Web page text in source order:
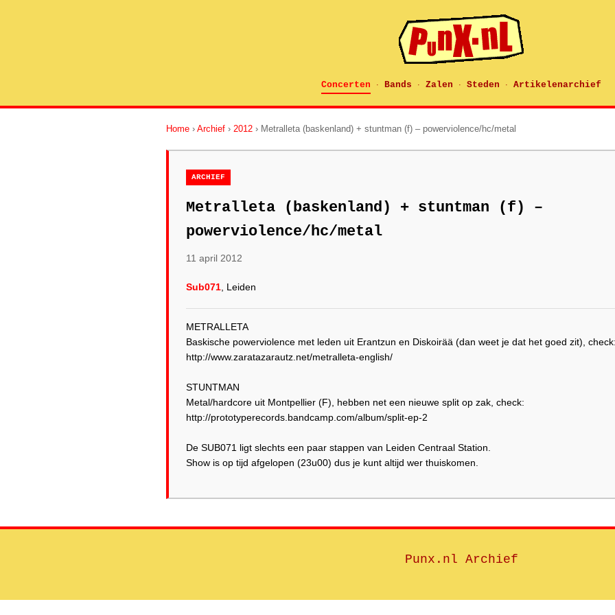
Concerten · Bands · Zalen · Steden · Artikelenarchief
Home › Archief › 2012 › Metralleta (baskenland) + stuntman (f) – powerviolence/hc/metal
ARCHIEF
Metralleta (baskenland) + stuntman (f) –
powerviolence/hc/metal
11 april 2012
Sub071 , Leiden
METRALLETA
Baskische powerviolence met leden uit Erantzun en Diskoirää (dan weet je dat het goed zit),
http://www.zaratazarautz.net/metralleta-english/
STUNTMAN
Metal/hardcore uit Montpellier (F), hebben net een nieuwe split op zak, check:
http://prototyperecords.bandcamp.com/album/split-ep-2
De SUB071 ligt slechts een paar stappen van Leiden Centraal Station.
Show is op tijd afgelopen (23u00) dus je kunt altijd wer thuiskomen.
Punx.nl Archief